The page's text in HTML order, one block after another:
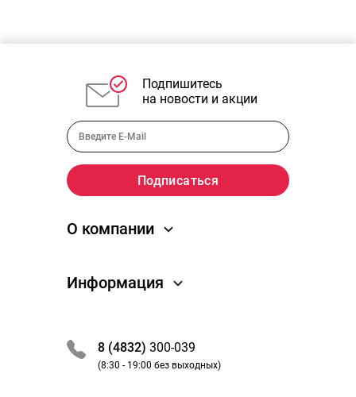
Подпишитесь
на новости и акции
8 (4832) 300-039
(8:30 - 19:00 без выходных)
О компании
Новости
Преимущества
Вакансии
Информация
Обработка заказа
Оплата и получение